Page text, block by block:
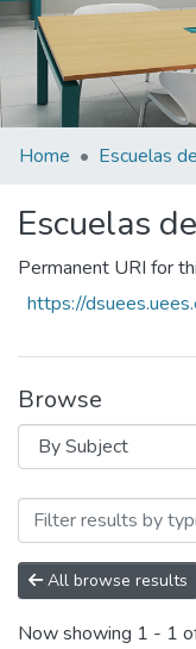
Home Escuelas
Escuelas
Permanent URI for
https://
Browse
Browsing
All browse results
Now showing 1 - 1